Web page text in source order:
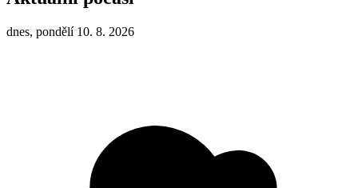
dnes, pondělí 10. 8. 2026